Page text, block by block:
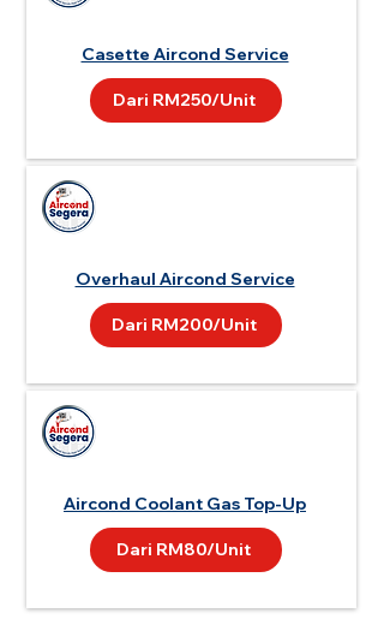
Casette Aircond Service
Dari RM250/Unit
Overhaul Aircond Service
Dari RM200/Unit
Aircond Coolant Gas Top-Up
Dari RM80/Unit